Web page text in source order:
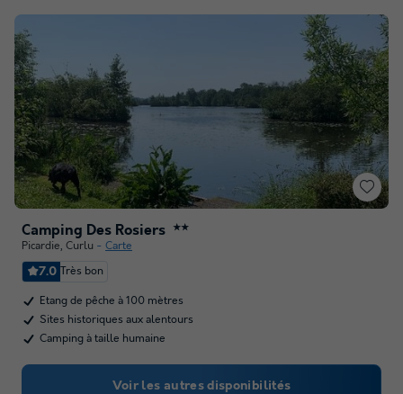
Camping Des Rosiers ★★
Picardie, Curlu Carte
7.0 Très bon
Etang de pêche à 100 mètres
Sites historiques aux alentours
Camping à taille humaine
Voir les autres disponibilités